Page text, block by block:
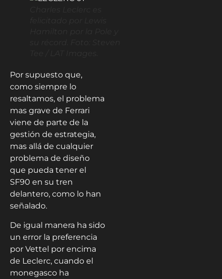
Por supuesto que,
como siempre lo
resaltamos, el problema
mas grave de Ferrari
viene de parte de la
gestión de estrategia,
mas allá de cualquier
problema de diseño
que pueda tener el
SF90 en su tren
delantero, como lo han
señalado.
De igual manera ha sido
un error la preferencia
por Vettel por encima
de Leclerc, cuando el
monegasco ha